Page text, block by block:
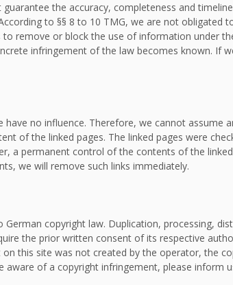
the accuracy, completeness and
to §§ 8 to 10 TMG, we are not
remove or block the use of information under
infringement of the law becomes known. If
no influence. Therefore, we cannot assume
of the linked pages. The linked pages were
a permanent control of the contents of the
we will remove such links immediately.
copyright law. Duplication, processing,
the prior written consent of its respective
this site was not created by the operator, the
of a copyright infringement, please inform